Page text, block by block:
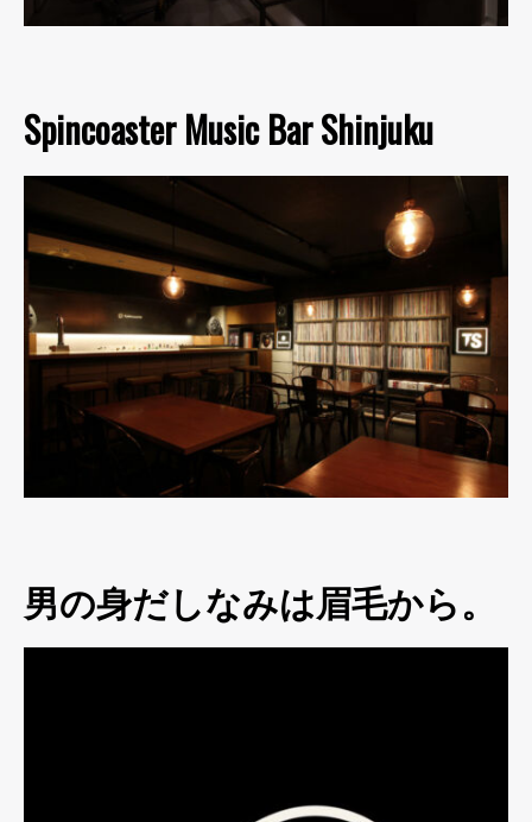
Spincoaster Music Bar Shinjuku
男の身だしなみは眉毛から。